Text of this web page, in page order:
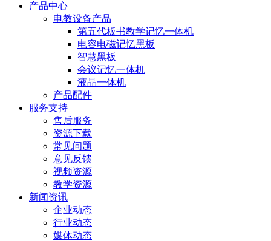
产品中心
电教设备产品
第五代板书教学记忆一体机
电容电磁记忆黑板
智慧黑板
会议记忆一体机
液晶一体机
产品配件
服务支持
售后服务
资源下载
常见问题
意见反馈
视频资源
教学资源
新闻资讯
企业动态
行业动态
媒体动态